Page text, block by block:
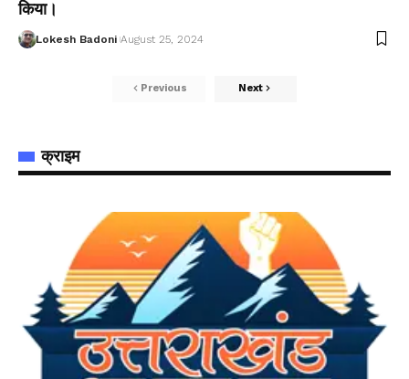
किया।
Lokesh Badoni August 25, 2024
Previous Next
क्राइम